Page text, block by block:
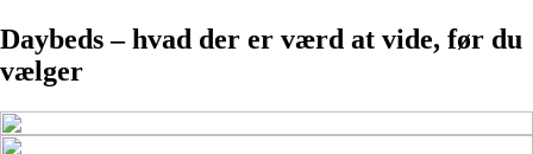
Daybeds – hvad der er værd at vide, før du
vælger